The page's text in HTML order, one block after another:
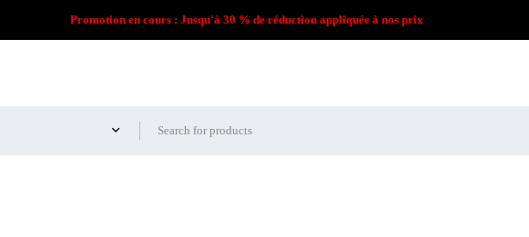
Promotion en cours : Jusqu'à 30 % de réduction appliquée à nos prix